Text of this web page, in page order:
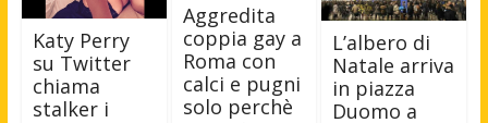
Katy Perry
su Twitter
chiama
stalker i
Aggredita
coppia gay a
Roma con
calci e pugni
solo perchè
L’albero di
Natale arriva
in piazza
Duomo a